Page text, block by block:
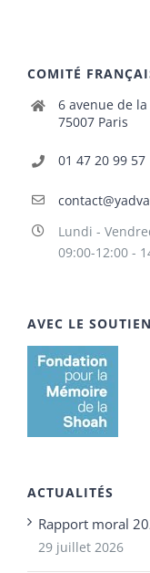
COMITÉ
6 avenue de
75007 Paris
01 47 20 99 57
Lundi -
09:00-12:00 -
AVEC LE
ACTUALITÉS
Rapport moral
29 juillet 2026